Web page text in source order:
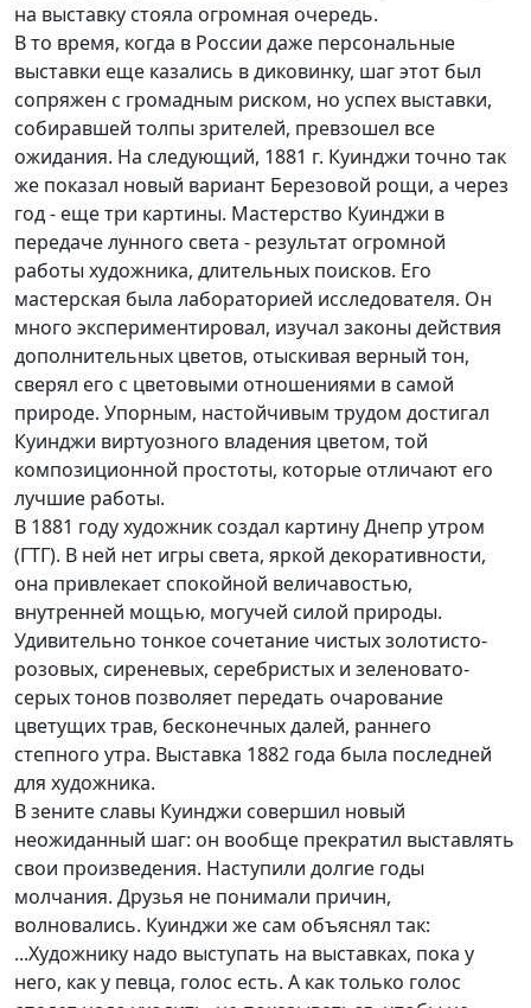
на выставку стояла огромная очередь.
В то время, когда в России даже персональные
выставки еще казались в диковинку, шаг этот был
сопряжен с громадным риском, но успех выставки,
собиравшей толпы зрителей, превзошел все
ожидания. На следующий, 1881 г. Куинджи точно так
же показал новый вариант Березовой рощи, а через
год - еще три картины. Мастерство Куинджи в
передаче лунного света - результат огромной
работы художника, длительных поисков. Его
мастерская была лабораторией исследователя. Он
много экспериментировал, изучал законы действия
дополнительных цветов, отыскивая верный тон,
сверял его с цветовыми отношениями в самой
природе. Упорным, настойчивым трудом достигал
Куинджи виртуозного владения цветом, той
композиционной простоты, которые отличают его
лучшие работы.
В 1881 году художник создал картину Днепр утром
(ГТГ). В ней нет игры света, яркой декоративности,
она привлекает спокойной величавостью,
внутренней мощью, могучей силой природы.
Удивительно тонкое сочетание чистых золотисто-
розовых, сиреневых, серебристых и зеленовато-
серых тонов позволяет передать очарование
цветущих трав, бесконечных далей, раннего
степного утра. Выставка 1882 года была последней
для художника.
В зените славы Куинджи совершил новый
неожиданный шаг: он вообще прекратил выставлять
свои произведения. Наступили долгие годы
молчания. Друзья не понимали причин,
волновались. Куинджи же сам объяснял так:
...Художнику надо выступать на выставках, пока у
него, как у певца, голос есть. А как только голос